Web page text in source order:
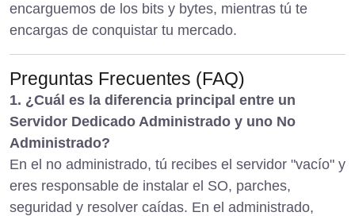
encarguemos de los bits y bytes, mientras tú te
encargas de conquistar tu mercado.
Preguntas Frecuentes (FAQ)
1. ¿Cuál es la diferencia principal entre un
Servidor Dedicado Administrado y uno No
Administrado?
En el no administrado, tú recibes el servidor "vacío" y
eres responsable de instalar el SO, parches,
seguridad y resolver caídas. En el administrado,